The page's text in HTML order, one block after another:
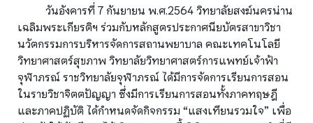
วันอังคารที่ 7 กันยายน พ.ศ.2564 วิทยาลัยสงฆ์นครน่าน
เฉลิมพระเกียรติฯ ร่วมกับหลักสูตรประกาศนียบัตรสาขาวิชา
นวัตกรรมการบริหารจัดการสถานพยาบาล คณะเทคโนโลยี
วิทยาศาสตร์สุขภาพ วิทยาลัยวิทยาศาสตร์การแพทย์เจ้าฟ้า
จุฬาภรณ์ ราชวิทยาลัยจุฬาภรณ์ ได้มีการจัดการเรียนการสอน
ในรายวิชาจิตตปัญญา ซึ่งมีการเรียนการสอนทั้งภาคทฤษฎี
และภาคปฏิบัติ ได้กำหนดจัดกิจกรรม “แสงเทียนรวมใจ” เพื่อ